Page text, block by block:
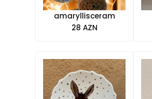
amaryllisceram
28 AZN